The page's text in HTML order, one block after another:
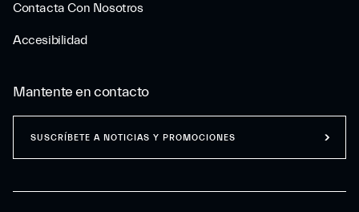
Contacta Con Nosotros
Accesibilidad
Mantente en contacto
SUSCRÍBETE A NOTICIAS Y PROMOCIONES